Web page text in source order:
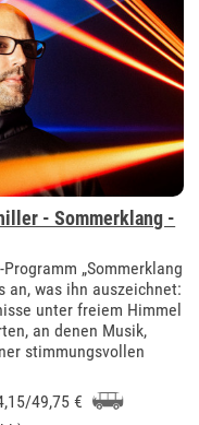
- Sommerklang -
„Sommerklang
an, was ihn auszeichnet:
unter freiem Himmel
an denen Musik,
stimmungsvollen
49,75 €